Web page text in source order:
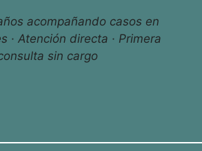
acompañando casos en
· Atención directa · Primera
sin cargo